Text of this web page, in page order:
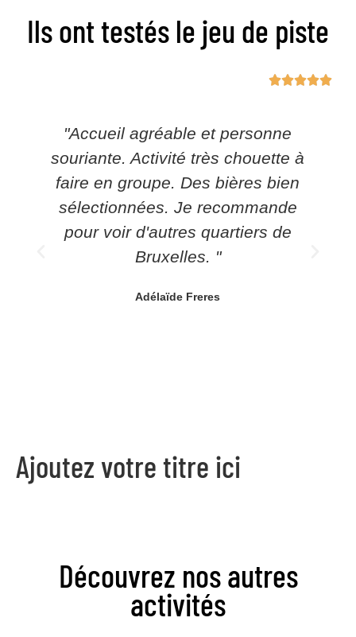
Ils ont testés le jeu de piste

Super après-midi passée à
découvrir Bruxelles et ses
curiosités, tout en dégustant des
bières hyper bonnes et en
apprenant énormément de
choses sur cet univers. Ce format
Ajoutez votre titre ici
Découvrez nos autres
activités